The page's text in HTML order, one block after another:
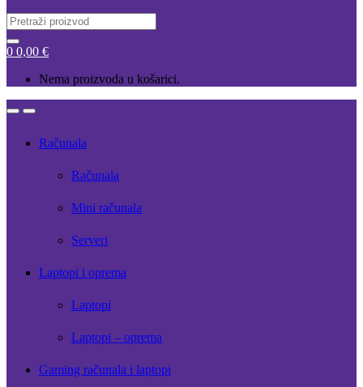
Search
for:
0 0,00 €
Nema proizvoda u košarici.
OpenClose
Računala
Računala
Mini računala
Serveri
Laptopi i oprema
Laptopi
Laptopi – oprema
Gaming računala i laptopi